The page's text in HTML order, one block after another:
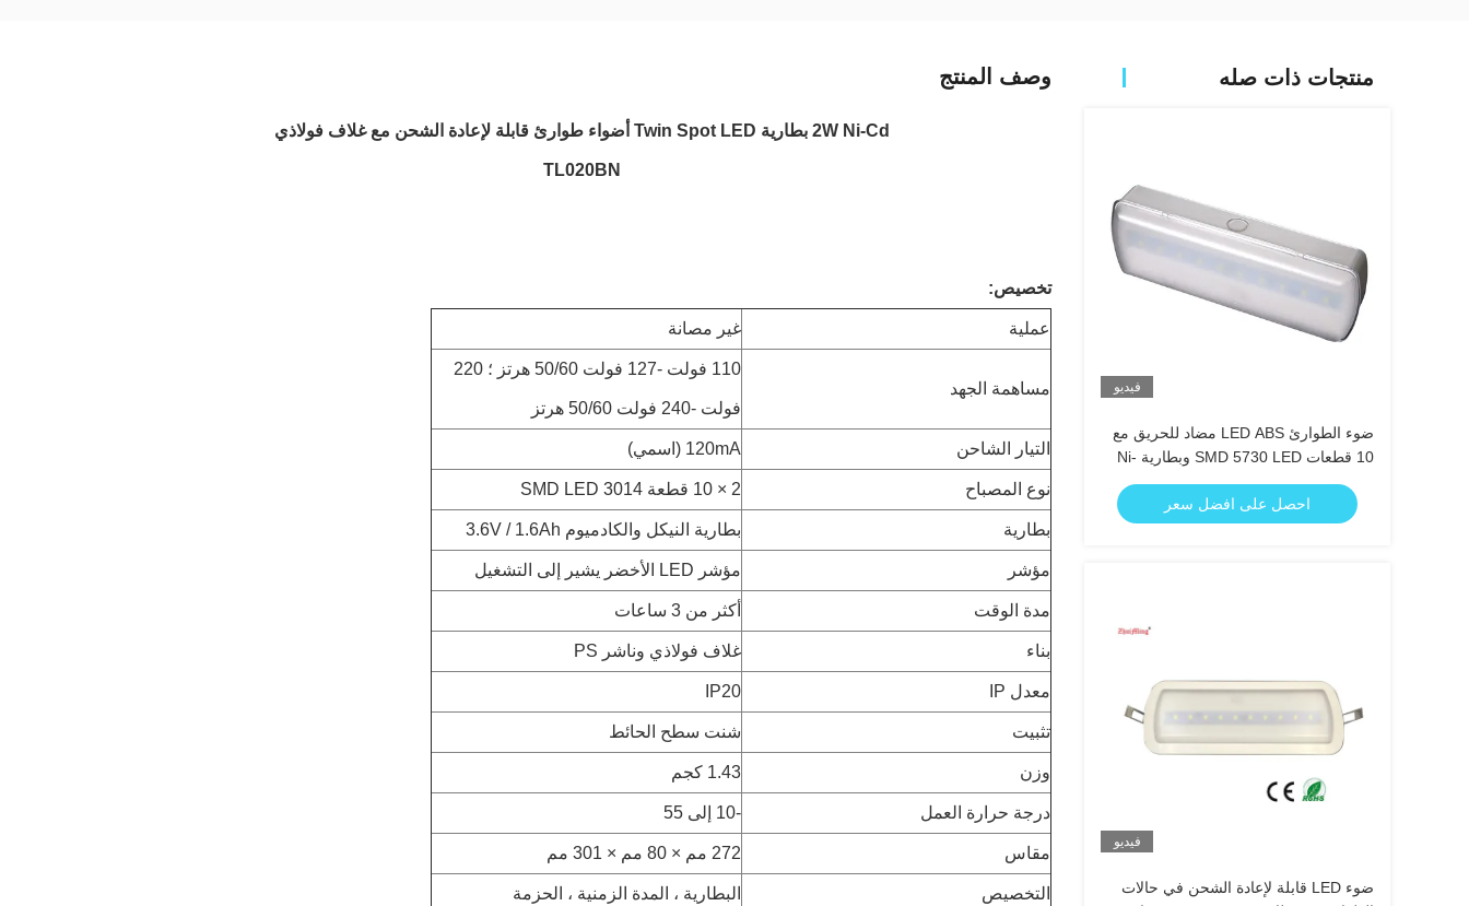
منتجات ذات صله
فيديو
ضوء الطوارئ LED ABS مضاد للحريق مع
10 قطعات SMD 5730 LED وبطارية Ni-
Cd 3.6V 1.8Ah
احصل على افضل سعر
فيديو
ضوء LED قابلة لإعادة الشحن في حالات
وصف المنتج
2W Ni-Cd بطارية Twin Spot LED أضواء طوارئ قابلة لإعادة الشحن مع غلاف فولاذي
TL020BN
تخصيص:
عملية غير مصانة
مساهمة الجهد
110 فولت -127 فولت 50/60 هرتز ؛ 220
فولت -240 فولت 50/60 هرتز
التيار الشاحن 120mA (اسمي)
نوع المصباح 2 × 10 قطعة 3014 SMD LED
بطارية بطارية النيكل والكادميوم 3.6V / 1.6Ah
مؤشر مؤشر LED الأخضر يشير إلى التشغيل
مدة الوقت أكثر من 3 ساعات
بناء غلاف فولاذي وناشر PS
معدل IP IP20
تثبيت شنت سطح الحائط
وزن 1.43 كجم
درجة حرارة العمل -10 إلى 55
مقاس 272 مم × 80 مم × 301 مم
التخصيص البطارية ، المدة الزمنية ، الحزمة